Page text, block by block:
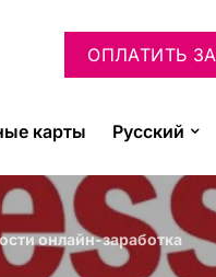
ОПЛАТИТЬ
карты Русский
онлайн-заработка